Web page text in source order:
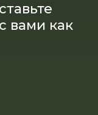
вами как